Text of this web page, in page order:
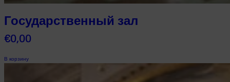
Государственный зал
€0,00
В корзину